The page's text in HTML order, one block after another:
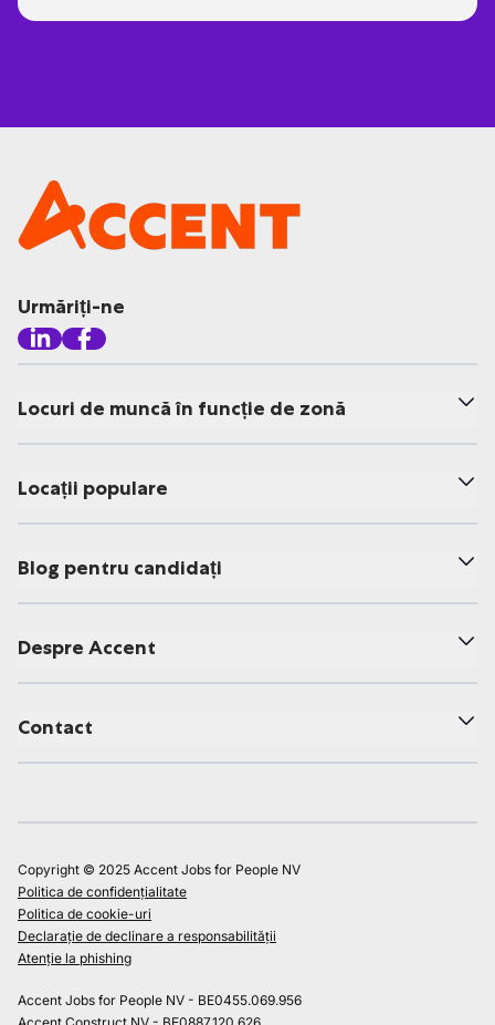
Urmăriți-ne
Locuri de muncă în funcție de zonă
Locații populare
Blog pentru candidați
Despre Accent
Contact
Copyright © 2025 Accent Jobs for People NV
Politica de confidențialitate
Politica de cookie-uri
Declarație de declinare a responsabilității
Atenție la phishing
Accent Jobs for People NV - BE0455.069.956